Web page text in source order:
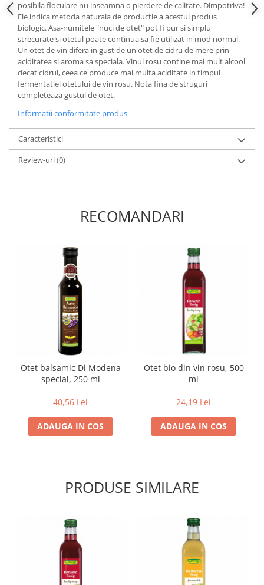
Paste si fidea
Paste bio din emmer
Paste bio din grau
Paste bio din spelta
Paste bio fara gluten
Paste bio integrale
Paste bio pentru copii
Paste fainoase bio
Pateu, sosuri si conserve
Conserve de peste bio
Crenvursti si pateu din carne bio
Produse din tomate
Sosuri bio din tomate
Sucuri si bauturi bio
Lapte bio si bauturi vegetale
Sucuri din fructe si legume bio
Superalimente
Pudre proteice bio
Uleiuri, grasimi si otet
Ulei bio
Ulei de masline bio
posibila floculare nu inseamna o pierdere de calitate. Dimpotriva!
Ele indica metoda naturala de productie a acestui produs
biologic. Asa-numitele "nuci de otet" pot fi pur si simplu
strecurate si otetul poate continua sa fie utilizat in mod normal.
Un otet de vin difera in gust de un otet de cidru de mere prin
aciditatea si aroma sa speciala. Vinul rosu contine mai mult alcool
decat cidrul, ceea ce produce mai multa aciditate in timpul
fermentatiei otetului de vin rosu. Nota fina de struguri
completeaza gustul de otet.
Informatii conformitate produs
Caracteristici
Review-uri(0)
RECOMANDARI
Otet balsamic Di Modena
special, 250 ml
40,56 Lei
ADAUGA IN COS
Otet bio din vin rosu, 500
ml
24,19 Lei
ADAUGA IN COS
PRODUSE SIMILARE